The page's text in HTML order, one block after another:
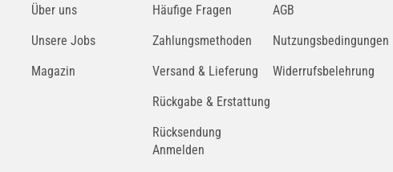
Über uns
Unsere Jobs
Magazin
Häufige Fragen
Zahlungsmethoden
Versand & Lieferung
Rückgabe & Erstattung
Rücksendung
Anmelden
AGB
Nutzungsbedingungen
Widerrufsbelehrung